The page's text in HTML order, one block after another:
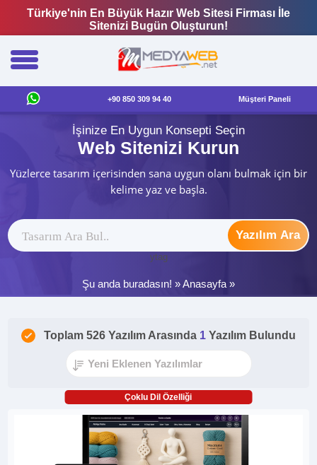
Türkiye'nin En Büyük Hazır Web Sitesi Firması İle
Sitenizi Bugün Oluşturun!
+90 850 309 94 40 Müşteri Paneli
İşinize En Uygun Konsepti Seçin
Web Sitenizi Kurun
Yüzlerce tasarım içerisinden sana uygun olanı bulmak için bir
kelime yaz ve başla.
Yazılım Ara
ytag
Şu anda buradasın! »Anasayfa »
Toplam 526 Yazılım Arasında 1 Yazılım Bulundu
Çoklu Dil Özelliği